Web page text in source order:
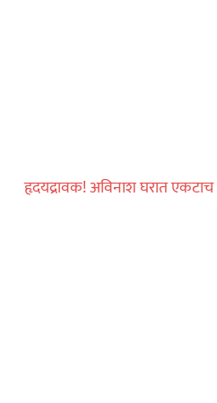
पोलिस खाते
हृदयद्रावक! अविनाश घरात